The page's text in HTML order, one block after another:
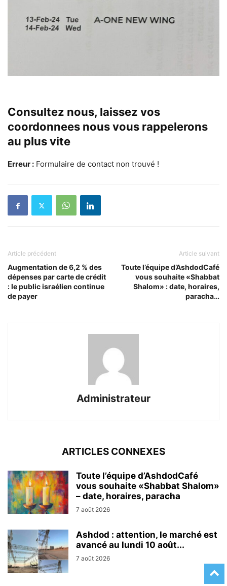
Consultez nous, laissez vos
coordonnees nous vous rappelerons
au plus vite
Erreur : Formulaire de contact non trouvé !
Article précédent
Augmentation de 6,2 % des
dépenses par carte de crédit
: le public israélien continue
de payer
Article suivant
Toute l’équipe d’AshdodCafé
vous souhaite «Shabbat
Shalom» : date, horaires,
paracha…
Administrateur
ARTICLES CONNEXES
Toute l’équipe d’AshdodCafé
vous souhaite «Shabbat Shalom»
– date, horaires, paracha
7 août 2026
Ashdod : attention, le marché est
avancé au lundi 10 août...
7 août 2026